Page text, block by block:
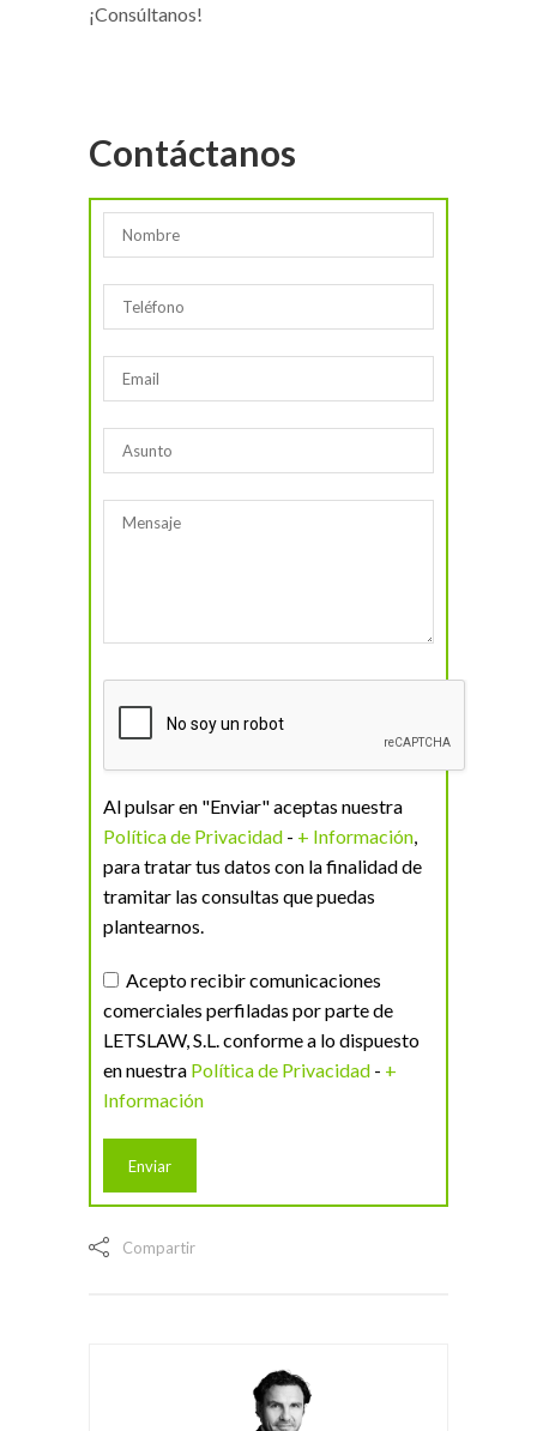
¡Consúltanos!
Contáctanos
Al pulsar en "Enviar" aceptas nuestra
Política de Privacidad - + Información,
para tratar tus datos con la finalidad de
tramitar las consultas que puedas
plantearnos.
Acepto recibir comunicaciones
comerciales perfiladas por parte de
LETSLAW, S.L. conforme a lo dispuesto
en nuestra Política de Privacidad - +
Información
Compartir